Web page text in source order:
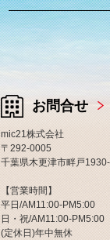
お問合せ
mic21株式会社
〒292-0005
千葉県木更津市畔戸
【営業時間】
平日/AM11:00-PM5:00
日・祝/AM11:00-PM5:00
(定休日)年中無休